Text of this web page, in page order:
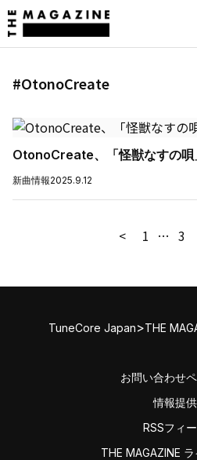
#OtonoCreate
OtonoCreate、「怪獣なすの唄
新曲情報2025.9.12
< 1 … 3
TuneCore Japan>THE
お問い合わせ
情報提供
RSSフィ
THE MAGAZINE